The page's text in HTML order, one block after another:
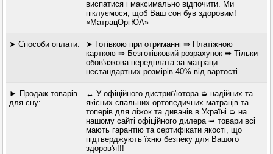
виспатися і максимально відпочити. Ми
піклуємося, щоб Ваш сон був здоровим!
«МатрацОргЮА»
➤ Способи оплати:
➤ Готівкою при отриманні ⇒ Платіжною
карткою ⇒ Безготівковий розрахунок ➡ Тільки
обов'язкова передплата за матраци
нестандартних розмірів 40% від вартості
► Продаж товарів
для сну:
↔ У офіційного дистриб'ютора ➭ надійних та
якісних спальних ортопедичних матраців та
топерів для ліжок та диванів в Україні ➭ на
нашому сайті офіційного дилера ➟ товари всі
мають гарантію та сертифікати якості, що
підтверджують їхню безпеку для Вашого
здоров'я!!!